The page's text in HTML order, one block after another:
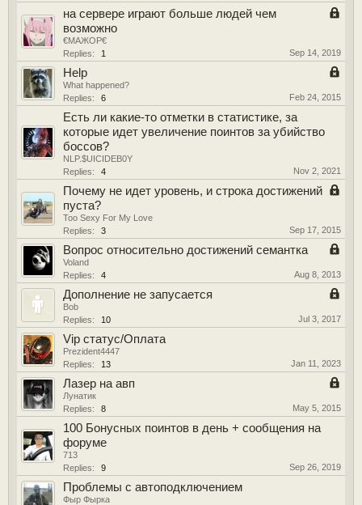
на сервере играют больше людей чем
возможно
€МАЖОР€
Replies:
1 Sep 14, 2019
Help
What happened?
Replies:
6 Feb 24, 2015
Есть ли какие-то отметки в статистике, за
которые идет увеличение поинтов за убийство
боссов?
NLP.$UICIDEB0Y
Replies:
4 Nov 2, 2021
Почему не идет уровень, и строка достижений
пуста?
Too Sexy For My Love
Replies:
3 Sep 17, 2015
Вопрос относительно достижений семантка
Voland
Replies:
4 Aug 8, 2013
Дополнение не запусается
Bob
Replies:
10 Jul 3, 2017
Vip статус/Оплата
Prezident4447
Replies:
13 Jan 11, 2023
Лазер на авп
Лунатик
Replies:
8 May 5, 2015
100 Бонусных поинтов в день + сообщения на
форуме
713
Replies:
9 Sep 26, 2019
Проблемы с автоподключением
Фыр Фырка